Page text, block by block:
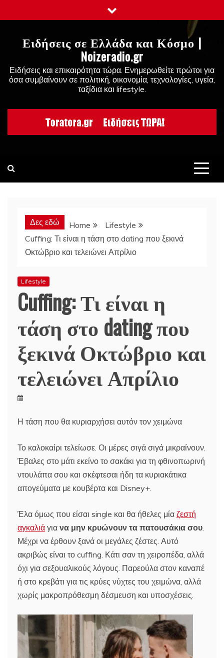
to
Ειδήσεις σε Ελλάδα και Κόσμο |
Noizeradio.gr
Ειδήσεις και επικαιρότητα τώρα. Ενημερωθείτε πρώτοι για
όσα συμβαίνουν σε πολιτική, οικονομία, τεχνολογίες, υγεία,
ταξίδια και lifestyle.
Δες εδώ Home
Lifestyle
Cuffing: Τι είναι η τάση στο dating που ξεκινά
Οκτώβριο και τελειώνει Απρίλιο
Lifestyle
Cuffing: Τι είναι η
τάση στο dating που
ξεκινά Οκτώβριο και
τελειώνει Απρίλιο
Η τάση που θα κυριαρχήσει αυτόν τον χειμώνα
Το καλοκαίρι τελείωσε. Οι μέρες σιγά σιγά μικραίνουν.
Έβαλες στο μάτι εκείνο το σακάκι για τη φθινοπωρινή
ντουλάπα σου και σκέφτεσαι ήδη τα κυριακάτικα
απογεύματα με κουβέρτα και Disney+.
Έλα όμως που είσαι single και θα ήθελες μία ζεστή
αγκαλιά για να μην κρυώνουν τα πατουσάκια σου
Μέχρι να έρθουν ξανά οι μεγάλες ζέστες. Αυτό
ακριβώς είναι το cuffing. Κάτι σαν τη χειροπέδα, αλλά
όχι για σεξουαλικούς λόγους. Παρεούλα στον καναπέ
ή στο κρεβάτι για τις κρύες νύχτες του χειμώνα, αλλά
χωρίς μακροπρόθεσμη δέσμευση και υποσχέσεις.